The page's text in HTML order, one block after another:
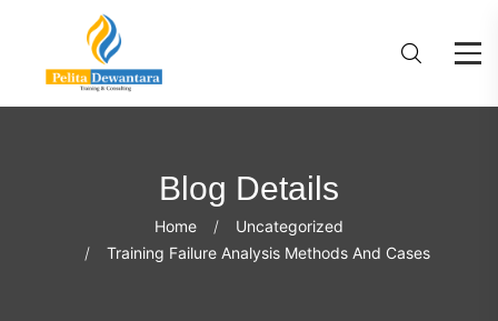
Blog Details
Home
Uncategorized
Training Failure Analysis Methods And Cases